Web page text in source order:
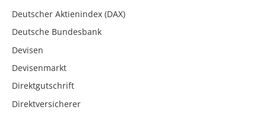
Deutscher Aktienindex (DAX)
Deutsche Bundesbank
Devisen
Devisenmarkt
Direktgutschrift
Direktversicherer